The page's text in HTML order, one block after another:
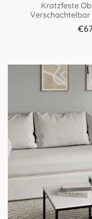
Kratzfeste
Verschachtelbar